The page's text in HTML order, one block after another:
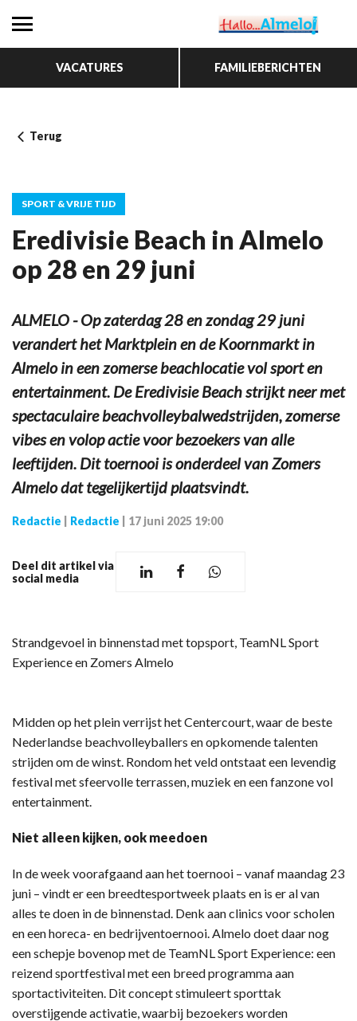
VACATURES FAMILIEBERICHTEN
Terug
SPORT & VRIJE TIJD
Eredivisie Beach in Almelo
op 28 en 29 juni
ALMELO - Op zaterdag 28 en zondag 29 juni
verandert het Marktplein en de Koornmarkt in
Almelo in een zomerse beachlocatie vol sport en
entertainment. De Eredivisie Beach strijkt neer met
spectaculaire beachvolleybalwedstrijden, zomerse
vibes en volop actie voor bezoekers van alle
leeftijden. Dit toernooi is onderdeel van Zomers
Almelo dat tegelijkertijd plaatsvindt.
Redactie Redactie 17 juni 2025 19:00
Deel dit artikel via
social media
Strandgevoel in binnenstad met topsport, TeamNL Sport
Experience en Zomers Almelo
Midden op het plein verrijst het Centercourt, waar de beste
Nederlandse beachvolleyballers en opkomende talenten
strijden om de winst. Rondom het veld ontstaat een levendig
festival met sfeervolle terrassen, muziek en een fanzone vol
entertainment.
Niet alleen kijken, ook meedoen
In de week voorafgaand aan het toernooi – vanaf maandag 23
juni – vindt er een breedtesportweek plaats en is er al van
alles te doen in de binnenstad. Denk aan clinics voor scholen
en een horeca- en bedrijventoernooi. Almelo doet daar nog
een schepje bovenop met de TeamNL Sport Experience: een
reizend sportfestival met een breed programma aan
sportactiviteiten. Dit concept stimuleert sporttak
overstijgende activatie, waarbij bezoekers worden